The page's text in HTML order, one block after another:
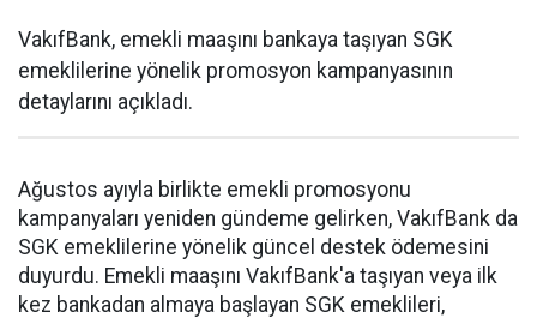
VakıfBank, emekli maaşını bankaya taşıyan SGK
emeklilerine yönelik promosyon kampanyasının
detaylarını açıkladı.
Ağustos ayıyla birlikte emekli promosyonu
kampanyaları yeniden gündeme gelirken, VakıfBank da
SGK emeklilerine yönelik güncel destek ödemesini
duyurdu. Emekli maaşını VakıfBank'a taşıyan veya ilk
kez bankadan almaya başlayan SGK emeklileri,